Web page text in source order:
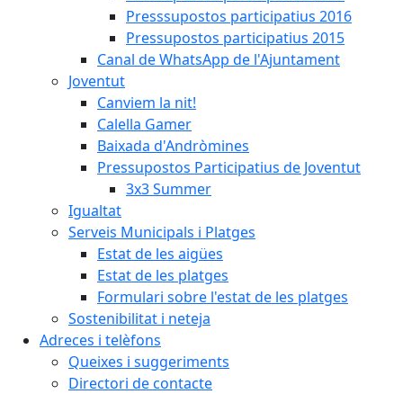
Presssupostos participatius 2016
Pressupostos participatius 2015
Canal de WhatsApp de l'Ajuntament
Joventut
Canviem la nit!
Calella Gamer
Baixada d'Andròmines
Pressupostos Participatius de Joventut
3x3 Summer
Igualtat
Serveis Municipals i Platges
Estat de les aigües
Estat de les platges
Formulari sobre l'estat de les platges
Sostenibilitat i neteja
Adreces i telèfons
Queixes i suggeriments
Directori de contacte